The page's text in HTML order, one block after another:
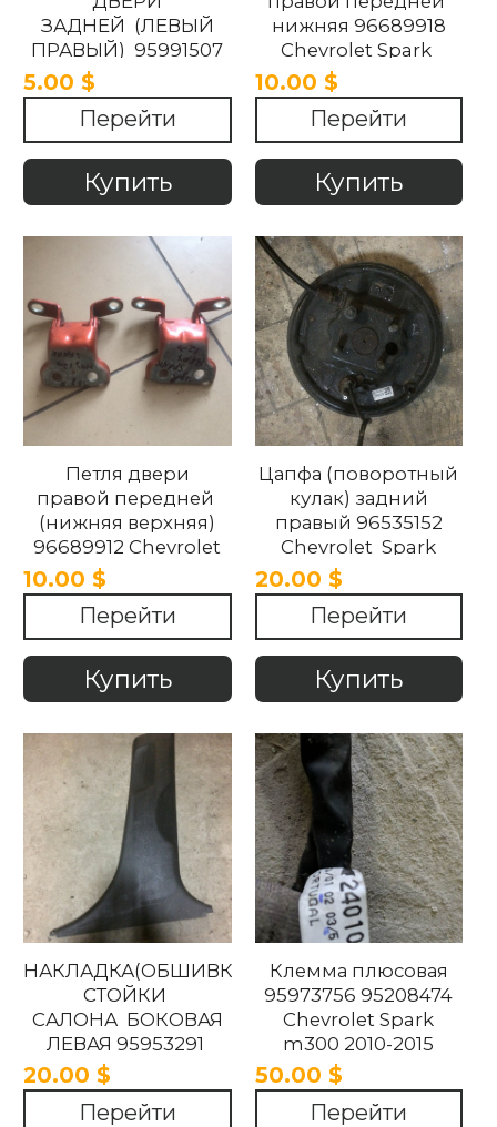
ЗАДНЕЙ (ЛЕВЫЙ
ПРАВЫЙ) 95991507
94572162 Chevrolet
Spark M300 2010-2015
5.00 $
Перейти
Купить
нижняя 96689918
Chevrolet Spark
M300 2010-2015
10.00 $
Перейти
Купить
Петля двери
правой передней
(нижняя верхняя)
96689912 Chevrolet
Spark M300 2010-
2015
10.00 $
Перейти
Купить
Цапфа (поворотный
кулак) задний
правый 96535152
Chevrolet Spark
2010-2015
20.00 $
Перейти
Купить
НАКЛАДКА(ОБШИВКА)
СТОЙКИ
САЛОНА БОКОВАЯ
ЛЕВАЯ 95953291
Chevrolet Spark
M300 2010-2015.
20.00 $
Перейти
Клемма плюсовая
95973756 95208474
Chevrolet Spark
m300 2010-2015
50.00 $
Перейти